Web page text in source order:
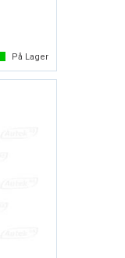
På Lager